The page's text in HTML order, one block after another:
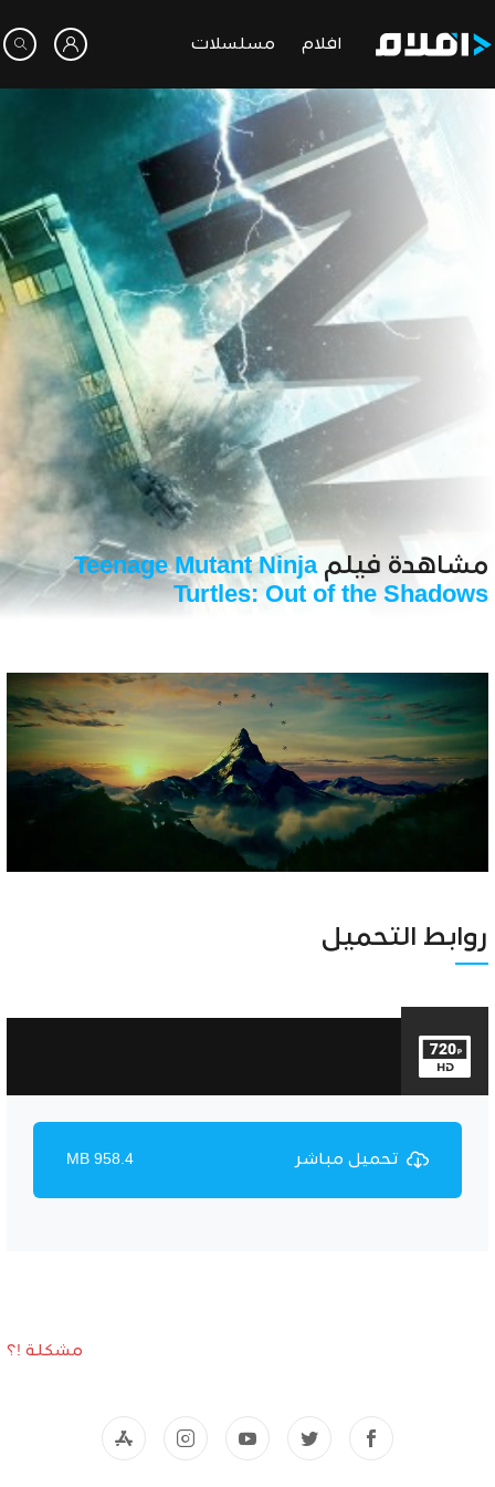
افلام مسلسلات
مشاهدة فيلمTeenage Mutant Ninja
Turtles: Out of the Shadows
Unmute Settings
روابط التحميل
تحميل مباشر 958.4 MB
مشكلة !؟